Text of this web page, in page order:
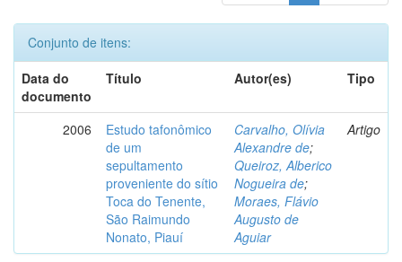
Conjunto de itens:
Data do
documento
Título Autor(es) Tipo
2006
Estudo tafonômico
de um
sepultamento
proveniente do sítio
Toca do Tenente,
São Raimundo
Nonato, Piauí
Carvalho, Olívia
Alexandre de;
Queiroz, Alberico
Nogueira de;
Moraes, Flávio
Augusto de
Aguiar
Artigo